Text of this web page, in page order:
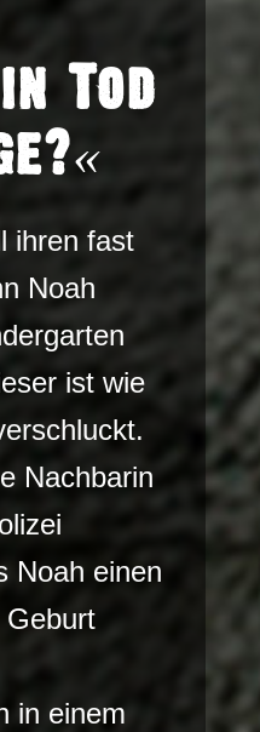
Tod
«
ihren fast
Noah
ist wie
Nachbarin
Noah einen
Geburt
in einem